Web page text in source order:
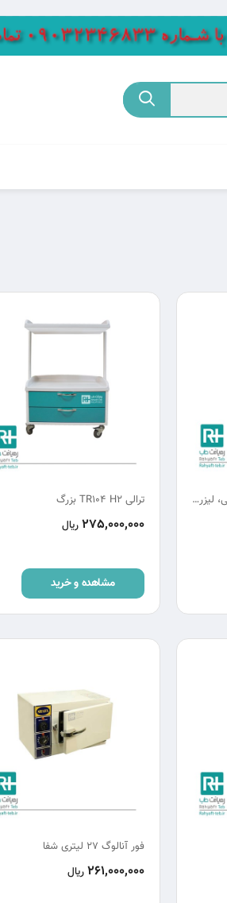
تخت دو موتوره کاشت مو، زیبایی، لیزر و چشم پزشکی RC21 ترالی TR104 H2 بزرگ
275,000,000 ریال
مشاهده و خرید
فور آنالوگ 27 لیتری شفا
261,000,000 ریال